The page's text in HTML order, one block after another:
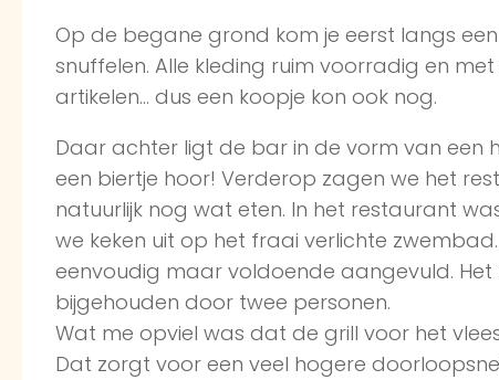
Op de begane grond kom je eerst langs
snuffelen. Alle kleding ruim voorradig en
artikelen… dus een koopje kon ook nog.
Daar achter ligt de bar in de vorm van een
een biertje hoor! Verderop zagen we het
natuurlijk nog wat eten. In het restaurant
we keken uit op het fraai verlichte
eenvoudig maar voldoende aangevuld.
bijgehouden door twee personen.
Wat me opviel was dat de grill voor het
Dat zorgt voor een veel hogere